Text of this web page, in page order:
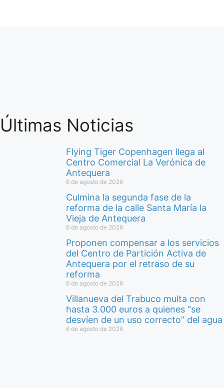
Últimas Noticias
Flying Tiger Copenhagen llega al
Centro Comercial La Verónica de
Antequera
6 de agosto de 2026
Culmina la segunda fase de la
reforma de la calle Santa María la
Vieja de Antequera
6 de agosto de 2026
Proponen compensar a los servicios
del Centro de Partición Activa de
Antequera por el retraso de su
reforma
6 de agosto de 2026
Villanueva del Trabuco multa con
hasta 3.000 euros a quienes “se
desvíen de un uso correcto” del agua
6 de agosto de 2026